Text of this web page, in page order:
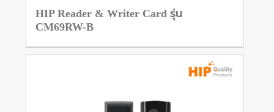
HIP Reader & Writer Card รุ่น
CM69RW-B